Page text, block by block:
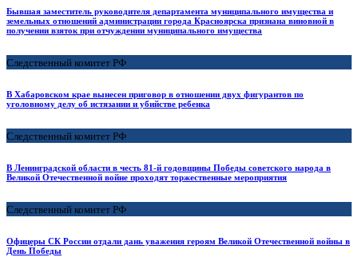
Бывшая заместитель руководителя департамента муниципального имущества и
земельных отношений администрации города Красноярска признана виновной в
получении взяток при отчуждении муниципального имущества
Следственный комитет РФ
В Хабаровском крае вынесен приговор в отношении двух фигурантов по
уголовному делу об истязании и убийстве ребенка
Следственный комитет РФ
В Ленинградской области в честь 81-й годовщины Победы советского народа в
Великой Отечественной войне проходят торжественные мероприятия
Следственный комитет РФ
Офицеры СК России отдали дань уважения героям Великой Отечественной войны в
День Победы